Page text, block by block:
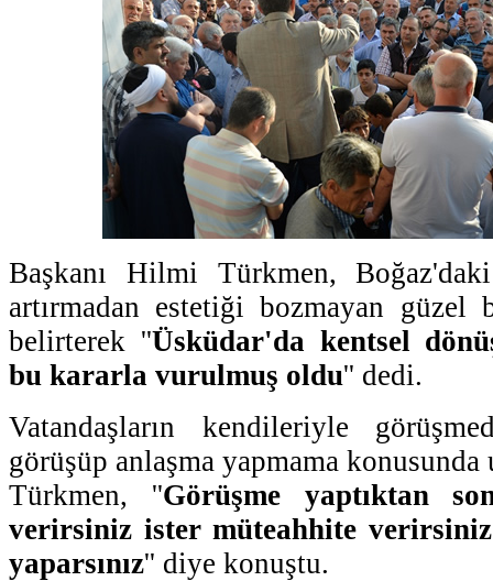
Başkanı Hilmi Türkmen,
artırmadan estetiği bozmayan güzel
belirterek ''Üsküdar'da kentsel
bu kararla vurulmuş oldu'' dedi.
Vatandaşların kendileriyle
görüşüp anlaşma yapmama
Türkmen, ''Görüşme yaptıktan
verirsiniz ister müteahhite
yaparsınız'' diye konuştu.